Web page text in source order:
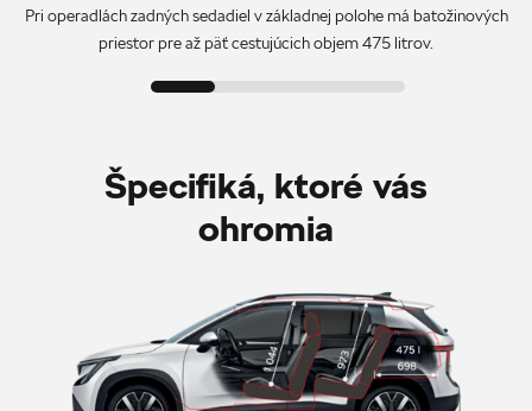
Pri operadlách zadných sedadiel v základnej polohe má batožinových
priestor pre až päť cestujúcich objem 475 litrov.
Špecifiká, ktoré vás
ohromia